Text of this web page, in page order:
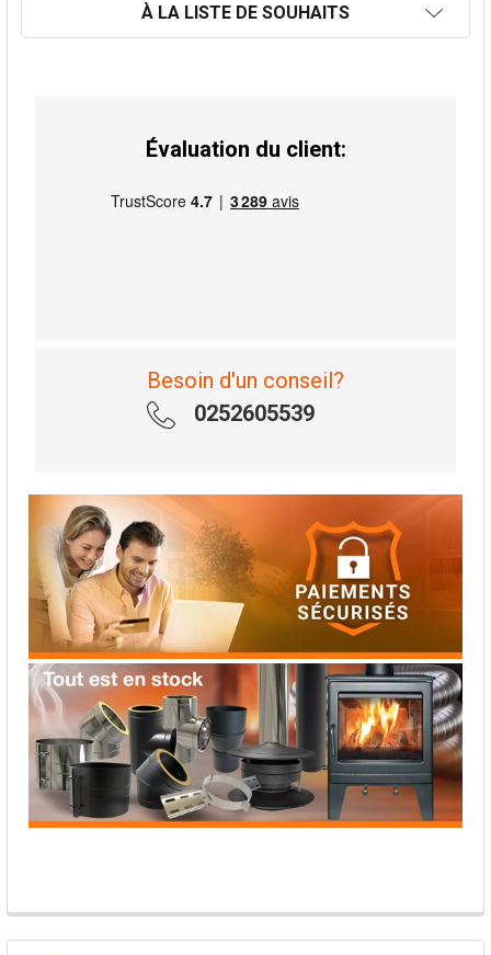
À LA LISTE DE SOUHAITS
Évaluation du client:
Besoin d'un conseil?
0252605539
PRODUITS